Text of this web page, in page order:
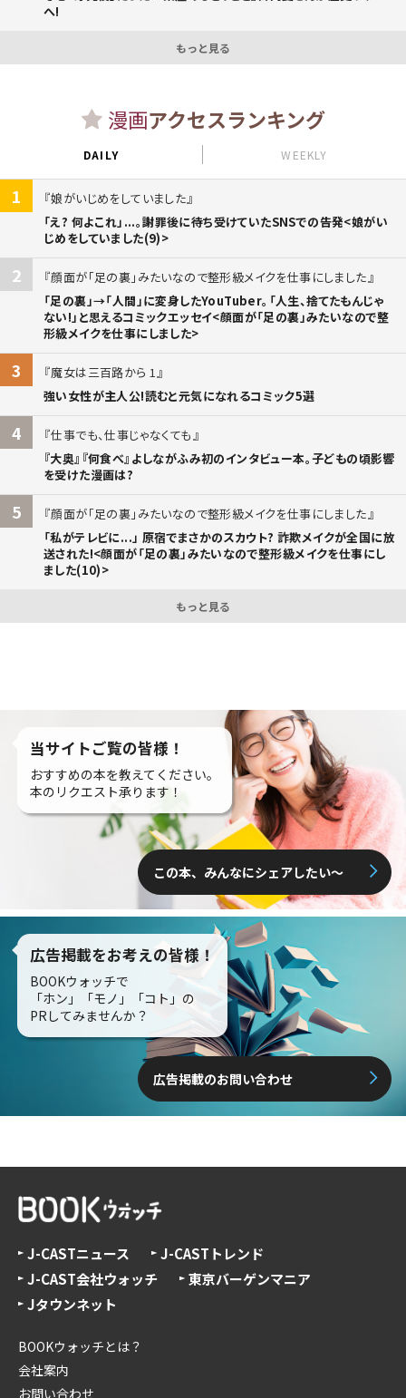
へ!
もっと見る
漫画アクセスランキング
DAILY WEEKLY
1
娘がいじめをしていました
「え? 何よこれ」...。謝罪後に待ち受けていたSNSでの告発<娘がい
じめをしていました(9)>
2
顔面が「足の裏」みたいなので整形級メイクを仕事にしました
「足の裏」→「人間」に変身したYouTuber。「人生、捨てたもんじゃ
ない!」と思えるコミックエッセイ<顔面が「足の裏」みたいなので整
形級メイクを仕事にしました>
3
魔女は三百路から 1
強い女性が主人公!読むと元気になれるコミック5選
4
仕事でも、仕事じゃなくても
『大奥』『何食べ』よしながふみ初のインタビュー本。子どもの頃影響
を受けた漫画は?
5
顔面が「足の裏」みたいなので整形級メイクを仕事にしました
「私がテレビに...」 原宿でまさかのスカウト? 詐欺メイクが全国に放
送された!<顔面が「足の裏」みたいなので整形級メイクを仕事にし
ました(10)>
もっと見る
当サイトご覧の皆様！
おすすめの本を教えてください。
本のリクエスト承ります！
この本、みんなにシェアしたい〜
広告掲載をお考えの皆様！
BOOKウォッチで
「ホン」「モノ」「コト」の
PRしてみませんか？
広告掲載のお問い合わせ
J-CASTニュース
J-CASTトレンド
J-CAST会社ウォッチ
東京バーゲンマニア
Jタウンネット
BOOKウォッチとは？
会社案内
お問い合わせ